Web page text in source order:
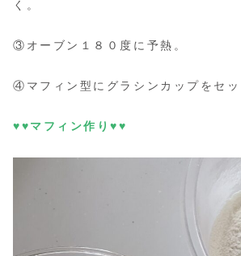
く。
③オーブン１８０度に予熱。
④マフィン型にグラシンカップをセッ
♥♥マフィン作り♥♥